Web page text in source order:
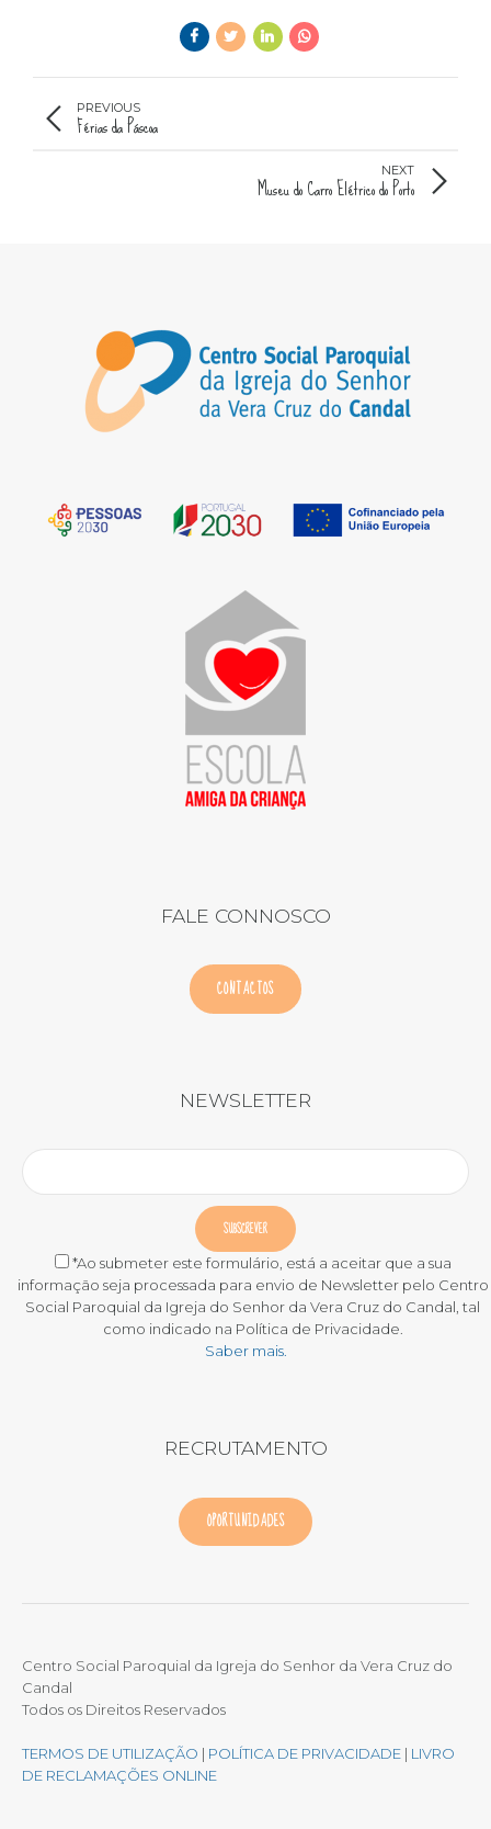
PREVIOUS
Férias da Páscoa
NEXT
Museu do Carro Elétrico do Porto
FALE CONNOSCO
CONTACTOS
NEWSLETTER
*Ao submeter este formulário, está a aceitar que a sua
informação seja processada para envio de Newsletter pelo Centro
Social Paroquial da Igreja do Senhor da Vera Cruz do Candal, tal
como indicado na Política de Privacidade.
Saber mais.
RECRUTAMENTO
OPORTUNIDADES
Centro Social Paroquial da Igreja do Senhor da Vera Cruz do
Candal
Todos os Direitos Reservados
TERMOS DE UTILIZAÇÃO | POLÍTICA DE PRIVACIDADE | LIVRO
DE RECLAMAÇÕES ONLINE